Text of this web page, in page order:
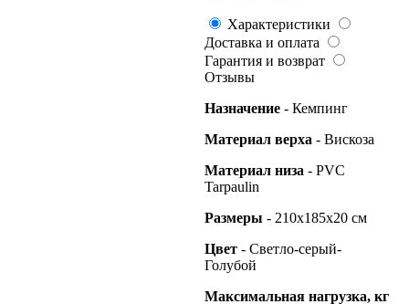
Характеристики
Доставка и оплата
Гарантия и возврат
Отзывы
Назначение - Кемпинг
Материал верха - Вискоза
Материал низа - PVC
Tarpaulin
Размеры - 210х185х20 см
Цвет - Светло-серый-
Голубой
Максимальная нагрузка, кг